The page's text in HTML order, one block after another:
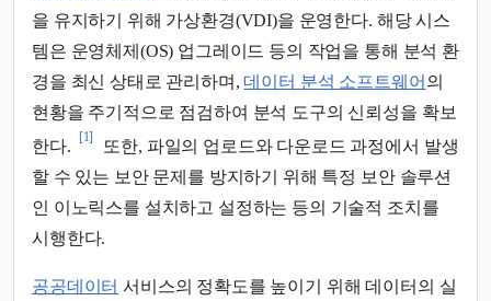
을 유지하기 위해 가상환경(VDI)을 운영한다. 해당 시스
템은 운영체제(OS) 업그레이드 등의 작업을 통해 분석 환
경을 최신 상태로 관리하며,데이터 분석 소프트웨어 의
현황을 주기적으로 점검하여 분석 도구의 신뢰성을 확보
한다.
[1]
또한, 파일의 업로드와 다운로드 과정에서 발생
할 수 있는 보안 문제를 방지하기 위해 특정 보안 솔루션
인 이노릭스를 설치하고 설정하는 등의 기술적 조치를
시행한다.
공공데이터 서비스의 정확도를 높이기 위해 데이터의 실